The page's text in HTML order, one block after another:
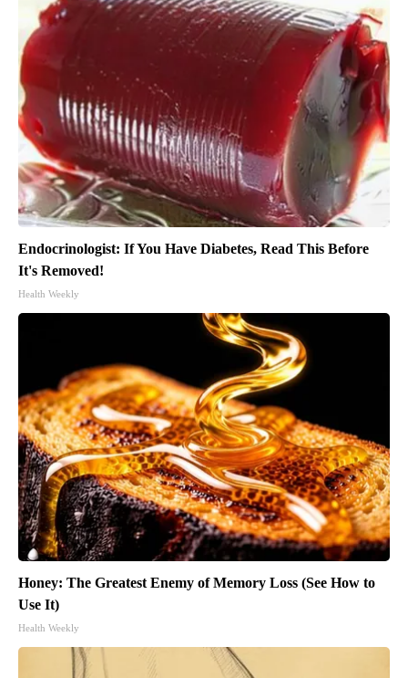
Endocrinologist: If You Have Diabetes, Read This Before
It's Removed!
Health Weekly
Honey: The Greatest Enemy of Memory Loss (See How to
Use It)
Health Weekly